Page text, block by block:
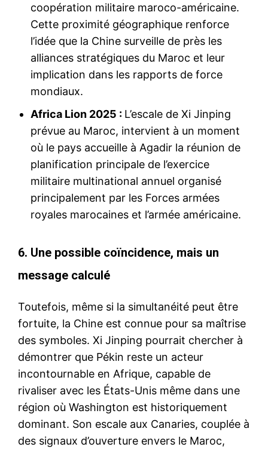
coopération militaire maroco-américaine.
Cette proximité géographique renforce
l’idée que la Chine surveille de près les
alliances stratégiques du Maroc et leur
implication dans les rapports de force
mondiaux.
Africa Lion 2025 : L’escale de Xi Jinping
prévue au Maroc, intervient à un moment
où le pays accueille à Agadir la réunion de
planification principale de l’exercice
militaire multinational annuel organisé
principalement par les Forces armées
royales marocaines et l’armée américaine.
6. Une possible coïncidence, mais un
message calculé
Toutefois, même si la simultanéité peut être
fortuite, la Chine est connue pour sa maîtrise
des symboles. Xi Jinping pourrait chercher à
démontrer que Pékin reste un acteur
incontournable en Afrique, capable de
rivaliser avec les États-Unis même dans une
région où Washington est historiquement
dominant. Son escale aux Canaries, couplée à
des signaux d’ouverture envers le Maroc,